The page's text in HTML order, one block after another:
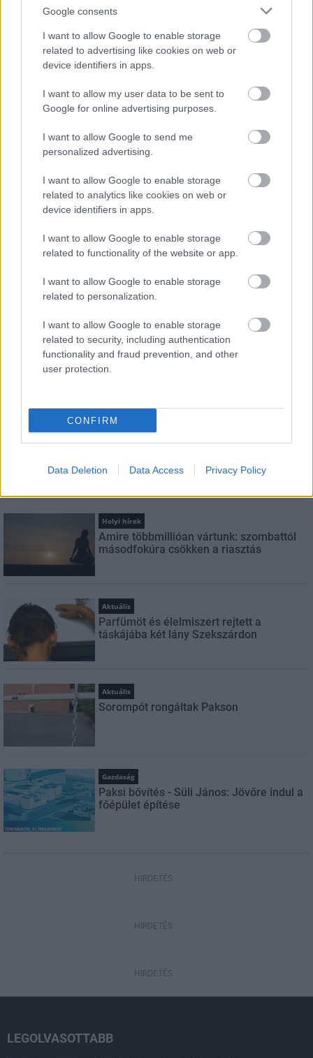
Google consents
I want to allow Google to enable storage
related to advertising like cookies on web or
device identifiers in apps.
I want to allow my user data to be sent to
Google for online advertising purposes.
I want to allow Google to send me
personalized advertising.
I want to allow Google to enable storage
related to analytics like cookies on web or
device identifiers in apps.
I want to allow Google to enable storage
related to functionality of the website or app.
I want to allow Google to enable storage
related to personalization.
I want to allow Google to enable storage
related to security, including authentication
functionality and fraud prevention, and other
user protection.
CONFIRM
Data Deletion Data Access Privacy Policy
múlt Bicske vízellátása
Épített öröksége megújításával is készül
Mohács a csata ötszázadik
E-mail cím
Feliratkozom a hírlevélre és elfogadom az
FELIRATKOZÁS
Helyi hírek
Pakson
Helyi hírek
Amire többmillióan vártunk: szombattól
másodfokúra csökken a riasztás
Aktuális
Parfümöt és élelmiszert rejtett a
táskájába két lány Szekszárdon
Aktuális
Sorompót rongáltak Pakson
Gazdaság
Paksi bővítés - Süli János: Jövőre indul a
főépület építése
HIRDETÉS
HIRDETÉS
HIRDETÉS
LEGOLVASOTTABB